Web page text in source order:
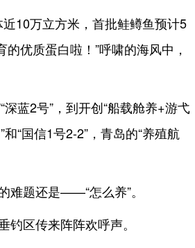
10万立方米，首批鲑鳟鱼预计5
优质蛋白啦！”呼啸的海风中，
蓝2号”，到开创“船载舱养+游弋
“国信1号2-2”，青岛的“养殖航
难题还是——“怎么养”。
区传来阵阵欢呼声。